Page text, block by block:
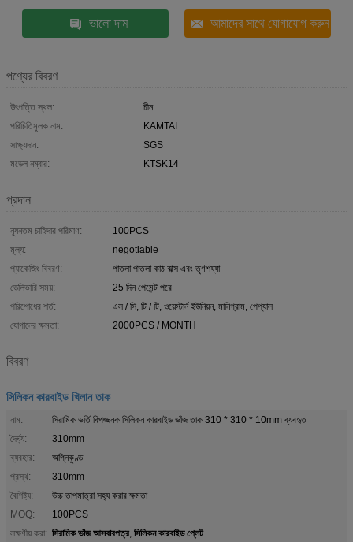
ভালো দাম আমাদের সাথে যোগাযোগ করুন
পণ্যের বিবরণ
উৎপত্তি স্থল:
চীন
পরিচিতিমুলক নাম:
KAMTAI
সাক্ষ্যদান:
SGS
মডেল নম্বার:
KTSK14
প্রদান
ন্যূনতম চাহিদার পরিমাণ:
100PCS
মূল্য:
negotiable
প্যাকেজিং বিবরণ:
পাতলা পাতলা কাঠ বাক্স এবং তৃণশয্যা
ডেলিভারি সময়:
25 দিন পেমেন্ট পরে
পরিশোধের শর্ত:
এল / সি, টি / টি, ওয়েস্টার্ন ইউনিয়ন, মানিগ্রাম, পেপ্যাল
যোগানের ক্ষমতা:
2000PCS / MONTH
বিবরণ
সিলিকন কারবাইড খিলান তাক
নাম:
সিরামিক ভর্তি বিপজ্জনক সিলিকন কারবাইড ভাঁজ তাক 310 * 310 * 10mm ব্যবহৃত
দৈর্ঘ্য:
310mm
ব্যবহার:
অগ্নিকুণ্ড
প্রস্থ:
310mm
বৈশিষ্ট্য:
উচ্চ তাপমাত্রা সহ্য করার ক্ষমতা
MOQ:
100PCS
লক্ষণীয় করা: সিরামিক ভাঁজ আসবাবপত্র, সিলিকন কারবাইড প্লেট